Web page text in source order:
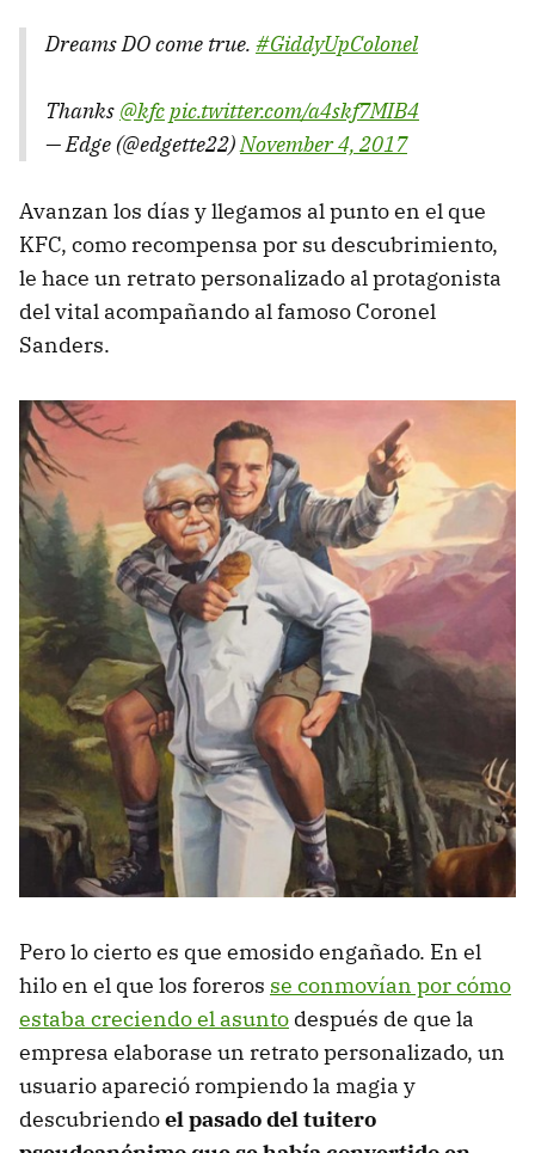
Dreams DO come true. #GiddyUpColonel
Thanks @kfcpic.twitter.com/a4skf7MIB4
— Edge (@edgette22)November 4, 2017
Avanzan los días y llegamos al punto en el que
KFC, como recompensa por su descubrimiento,
le hace un retrato personalizado al protagonista
del vital acompañando al famoso Coronel
Sanders.
Pero lo cierto es que emosido engañado. En el
hilo en el que los foreros se conmovían por cómo
estaba creciendo el asunto después de que la
empresa elaborase un retrato personalizado, un
usuario apareció rompiendo la magia y
descubriendoel pasado del tuitero